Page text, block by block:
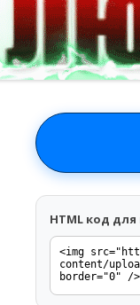
HTML код для